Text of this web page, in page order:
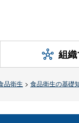
組
品衛生 > 食品衛生の基礎